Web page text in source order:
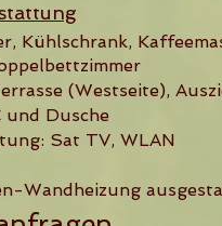
Kühlschrank,
(Westseite),
und Dusche
Sat TV, WLAN
Wandheizung